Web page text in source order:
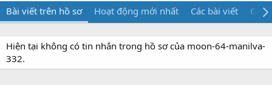
Bài viết trên hồ sơ Hoạt động mới nhất Các bài viết Giới
Hiện tại không có tin nhắn trong hồ sơ của moon-64-manilva-
332.